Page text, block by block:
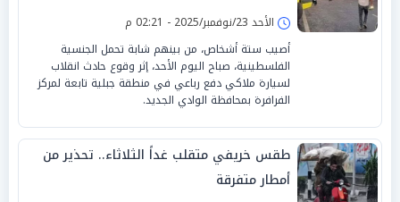
الأحد 23/نوفمبر/2025 - 02:21 م
أصيب ستة أشخاص، من بينهم شابة تحمل الجنسية
الفلسطينية، صباح اليوم الأحد، إثر وقوع حادث انقلاب
لسيارة ملاكي دفع رباعي في منطقة جبلية تابعة لمركز
الفرافرة بمحافظة الوادي الجديد.
طقس خريفي متقلب غداً الثلاثاء.. تحذير من
أمطار متفرقة